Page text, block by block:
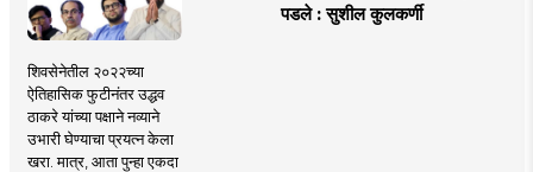
पडले : सुशील कुलकर्णी
शिवसेनेतील २०२२च्या
ऐतिहासिक फुटीनंतर उद्धव
ठाकरे यांच्या पक्षाने नव्याने
उभारी घेण्याचा प्रयत्न केला
खरा. मात्र, आता पुन्हा एकदा